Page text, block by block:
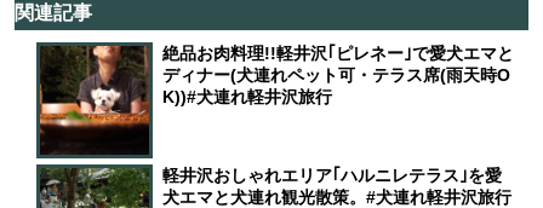
関連記事
絶品お肉料理!!軽井沢｢ピレネー｣で愛犬エマと
ディナー(犬連れペット可・テラス席(雨天時O
K))#犬連れ軽井沢旅行
軽井沢おしゃれエリア｢ハルニレテラス｣を愛
犬エマと犬連れ観光散策。#犬連れ軽井沢旅行